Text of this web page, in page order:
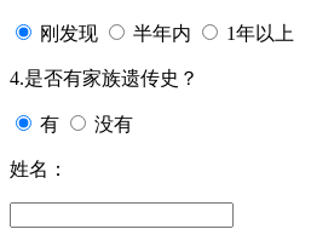
刚发现 半年内 1年以上
4.是否有家族遗传史？
有 没有
姓名：